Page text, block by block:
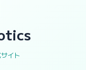
イト